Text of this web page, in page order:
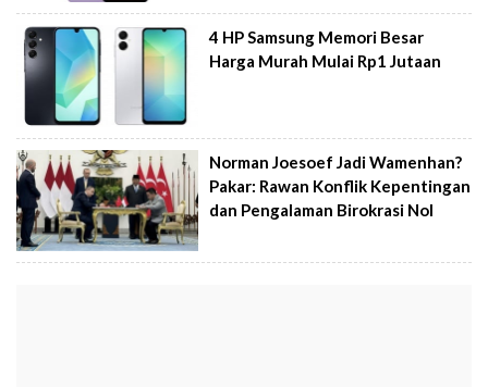
4 HP Samsung Memori Besar
Harga Murah Mulai Rp1 Jutaan
Norman Joesoef Jadi Wamenhan?
Pakar: Rawan Konflik Kepentingan
dan Pengalaman Birokrasi Nol